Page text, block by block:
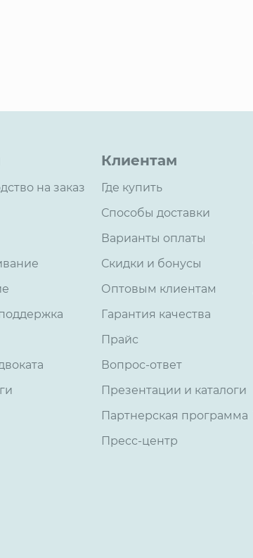
на заказ
Клиентам
Где купить
Способы доставки
Варианты оплаты
Скидки и бонусы
Оптовым клиентам
Гарантия качества
Прайс
Вопрос-ответ
Презентации и каталоги
Партнерская программа
Пресс-центр